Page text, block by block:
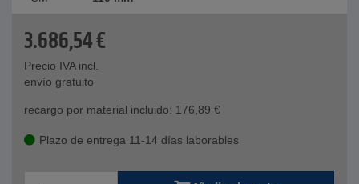
3.686,54€
Precio IVA incl.
envío gratuito
recargo por material incluido: 176,89 €
Plazo de entrega 11-14 días laborables